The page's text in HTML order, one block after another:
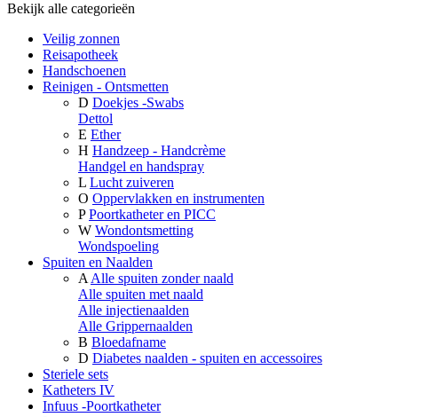
Bekijk alle categorieën
Veilig zonnen
Reisapotheek
Handschoenen
Reinigen - Ontsmetten
D Doekjes -Swabs
Dettol
E Ether
H Handzeep - Handcrème
Handgel en handspray
L Lucht zuiveren
O Oppervlakken en instrumenten
P Poortkatheter en PICC
W Wondontsmetting
Wondspoeling
Spuiten en Naalden
A Alle spuiten zonder naald
Alle spuiten met naald
Alle injectienaalden
Alle Grippernaalden
B Bloedafname
D Diabetes naalden - spuiten en accessoires
Steriele sets
Katheters IV
Infuus -Poortkatheter